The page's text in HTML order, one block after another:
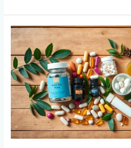
Suplementos
para
tratar
depresión
y
ansiedad:
Guía